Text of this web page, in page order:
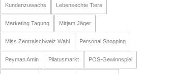
Kundenzuwachs Lebensechte Tiere
Marketing Tagung Mirjam Jäger
Miss Zentralschweiz Wahl Personal Shopping
Peyman Amin Pilatusmarkt POS-Gewinnspiel